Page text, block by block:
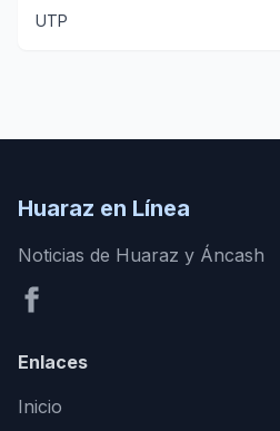
UTP
Huaraz en Línea
Noticias de Huaraz y Áncash
Enlaces
Inicio